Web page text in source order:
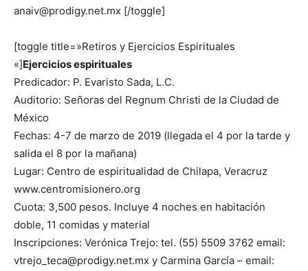
anaiv@prodigy.net.mx [/toggle]
[toggle title=»Retiros y Ejercicios Espirituales
«]Ejercicios espirituales
Predicador: P. Evaristo Sada, L.C.
Auditorio: Señoras del Regnum Christi de la Ciudad de
México
Fechas: 4-7 de marzo de 2019 (llegada el 4 por la tarde y
salida el 8 por la mañana)
Lugar: Centro de espiritualidad de Chilapa, Veracruz
www.centromisionero.org
Cuota: 3,500 pesos. Incluye 4 noches en habitación
doble, 11 comidas y material
Inscripciones: Verónica Trejo: tel. (55) 5509 3762 email:
vtrejo_teca@prodigy.net.mx y Carmina García – email: